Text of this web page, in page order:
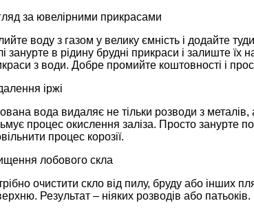
за ювелірними прикрасами
воду з газом у велику ємність і додайте
занурте в рідину брудні прикраси і залиште їх
з води. Добре промийте коштовності і
іржі
вода видаляє не тільки розводи з металів,
процес окислення заліза. Просто занурте
процес корозії.
лобового скла
очистити скло від пилу, бруду або інших
Результат – ніяких розводів або патьоків.